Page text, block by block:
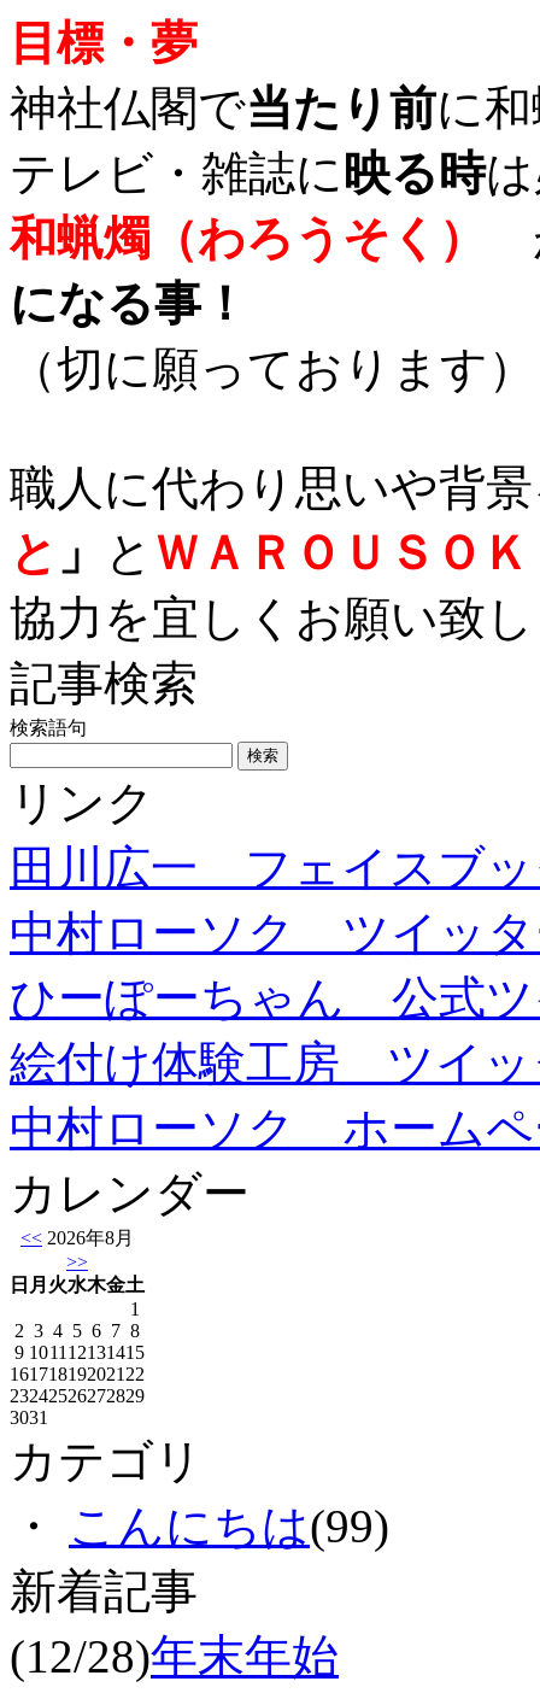
目標・夢
神社仏閣で当たり前に
テレビ・雑誌に映る時
和蝋燭（わろうそく）
になる事！
（切に願っております）
職人に代わり思いや背
と 」 と ＷＡＲＯＵＳＯＫ
協力を宜しくお願い致
記事検索
検索語句
リンク
田川広一 フェイスブ
中村ローソク ツイッ
ひーぽーちゃん 公式ツ
絵付け体験工房 ツイッ
中村ローソク ホーム
カレンダー
<< 2026年8月
>>
日 月 火水木金土
1
2 3 4 5 6 7 8
9 1011 12131415
161718192021 22
23242526272829
3031
カテゴリ
・ こんにちは(99)
新着記事
(12/28)年末年始